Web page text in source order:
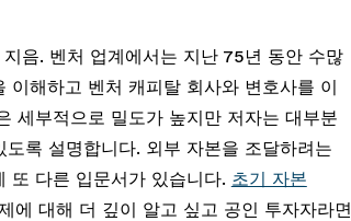
음. 벤처 업계에서는 지난 75년 동안 수많
이해하고 벤처 캐피탈 회사와 변호사를 이
세부적으로 밀도가 높지만 저자는 대부분
록 설명합니다. 외부 자본을 조달하려는
또 다른 입문서가 있습니다. 초기 자본
대해 더 깊이 알고 싶고 공인 투자자라면